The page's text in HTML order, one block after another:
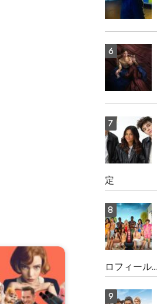
定
ロフィール...